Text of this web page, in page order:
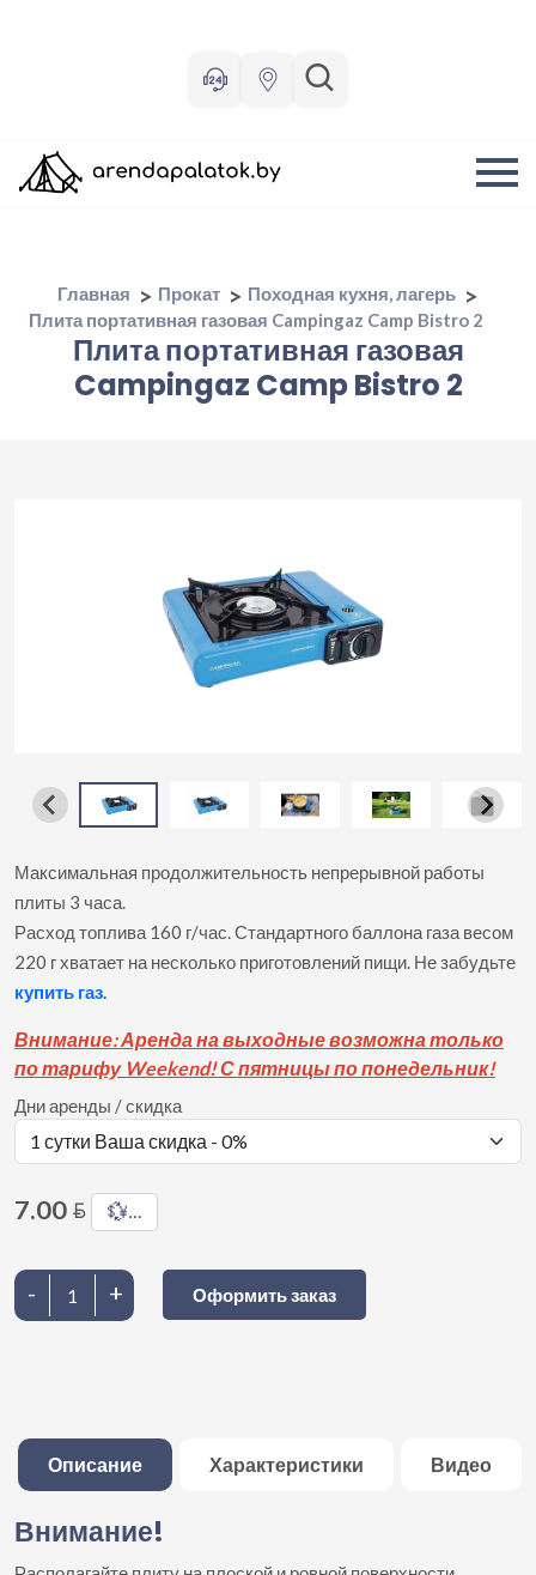
Главная Прокат
Походная кухня, лагерь
Плита портативная газовая Campingaz Camp Bistro 2
Плита портативная газовая
Campingaz Camp Bistro 2
Максимальная продолжительность непрерывной работы
плиты 3 часа.
Расход топлива 160 г/час. Стандартного баллона газа весом
220 г хватает на несколько приготовлений пищи. Не забудьте
купить газ.
Внимание: Аренда на выходные возможна только
по тарифу Weekend! С пятницы по понедельник!
Дни аренды / скидка
7.00 BYN 💱…
- + Оформить заказ
Описание Характеристики Видео
Внимание!